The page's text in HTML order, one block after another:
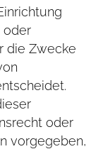
oder
die Zwecke
oder
vorgegeben,